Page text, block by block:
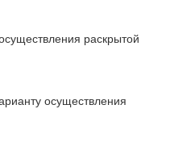
раскрытой
осуществления